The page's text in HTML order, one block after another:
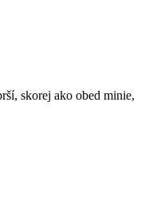
skorej ako obed minie,